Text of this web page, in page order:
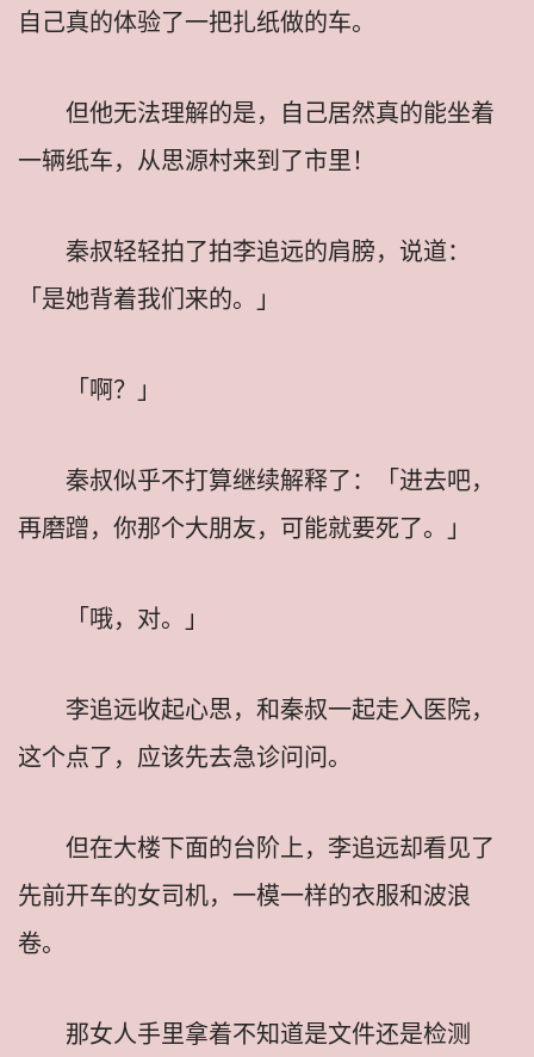
自己真的体验了一把扎纸做的车。
但他无法理解的是，自己居然真的能坐着
一辆纸车，从思源村来到了市里！
秦叔轻轻拍了拍李追远的肩膀，说道：
「是她背着我们来的。」
「啊？」
秦叔似乎不打算继续解释了：「进去吧，
再磨蹭，你那个大朋友，可能就要死了。」
「哦，对。」
李追远收起心思，和秦叔一起走入医院，
这个点了，应该先去急诊问问。
但在大楼下面的台阶上，李追远却看见了
先前开车的女司机，一模一样的衣服和波浪
卷。
那女人手里拿着不知道是文件还是检测